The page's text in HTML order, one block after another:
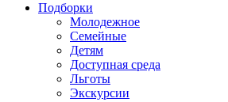
Подборки
Молодежное
Семейные
Детям
Доступная среда
Льготы
Экскурсии